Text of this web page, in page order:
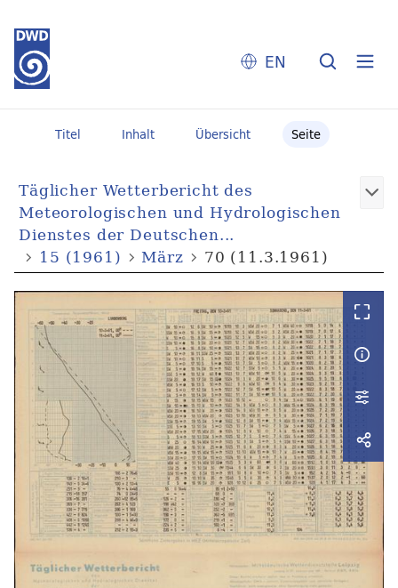
EN
Titel Inhalt Übersicht Seite
Täglicher Wetterbericht des
Meteorologischen und Hydrologischen
Dienstes der Deutschen...
15 (1961)
März 70 (11.3.1961)